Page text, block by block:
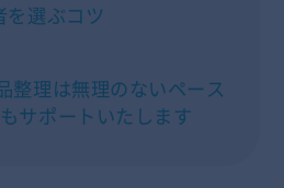
を選ぶコツ
整理は無理のないペース
サポートいたします